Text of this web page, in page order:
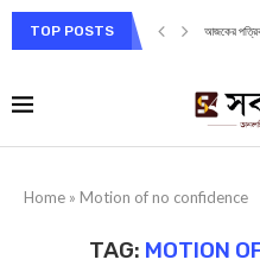
TOP POSTS আজকের
Home » Motion of no confidence
TAG: MOTION